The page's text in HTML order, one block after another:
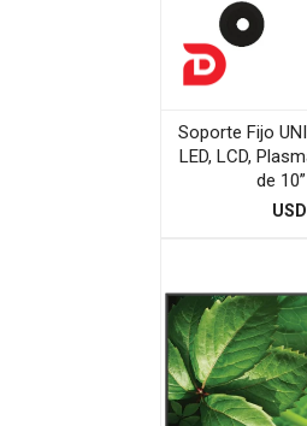
Soporte Fijo
LED, LCD,
de
USD